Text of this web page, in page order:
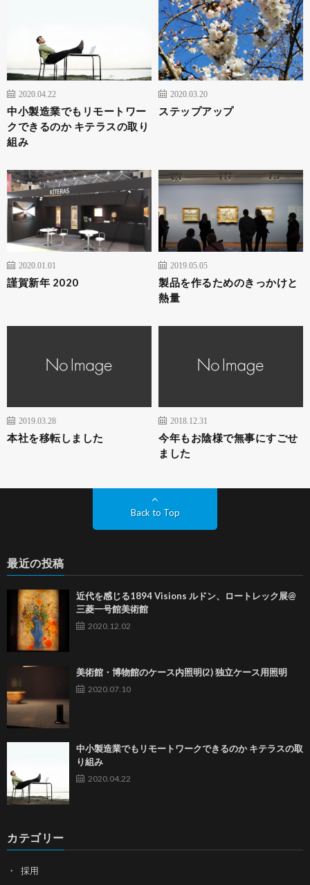
2020.04.22
中小製造業でもリモートワー
クできるのか キテラスの取り
組み
2020.03.20
ステップアップ
2020.01.01
謹賀新年 2020
2019.05.05
製品を作るためのきっかけと
熱量
2019.03.28
本社を移転しました
2018.12.31
今年もお陰様で無事にすごせ
ました
Back to Top
最近の投稿
近代を感じる1894 Visions ルドン、ロートレック展@
三菱一号館美術館
2020.12.02
美術館・博物館のケース内照明(2) 独立ケース用照明
2020.07.10
中小製造業でもリモートワークできるのか キテラスの取
り組み
2020.04.22
カテゴリー
採用